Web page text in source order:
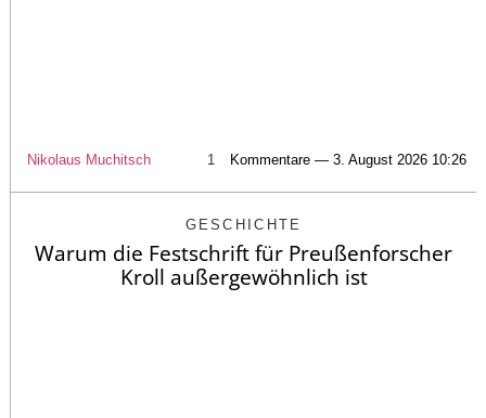
Nikolaus Muchitsch 1 Kommentare — 3. August 2026 10:26
GESCHICHTE
Warum die Festschrift für Preußenforscher
Kroll außergewöhnlich ist